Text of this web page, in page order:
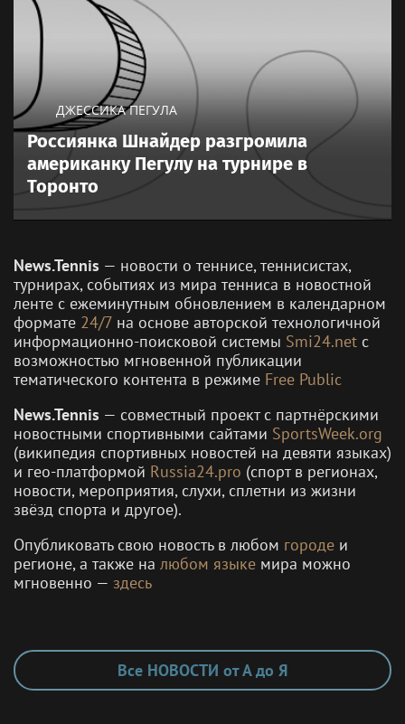
ДЖЕССИКА ПЕГУЛА
Россиянка Шнайдер разгромила
американку Пегулу на турнире в
Торонто
News.Tennis — новости о теннисе, теннисистах,
турнирах, событиях из мира тенниса в новостной
ленте с ежеминутным обновлением в календарном
формате 24/7 на основе авторской технологичной
информационно-поисковой системы Smi24.net с
возможностью мгновенной публикации
тематического контента в режиме Free Public
News.Tennis — совместный проект с партнёрскими
новостными спортивными сайтами SportsWeek.org
(википедия спортивных новостей на девяти языках)
и гео-платформой Russia24.pro (спорт в регионах,
новости, мероприятия, слухи, сплетни из жизни
звёзд спорта и другое).
Опубликовать свою новость в любом городе и
регионе, а также на любом языке мира можно
мгновенно — здесь
Все НОВОСТИ от А до Я